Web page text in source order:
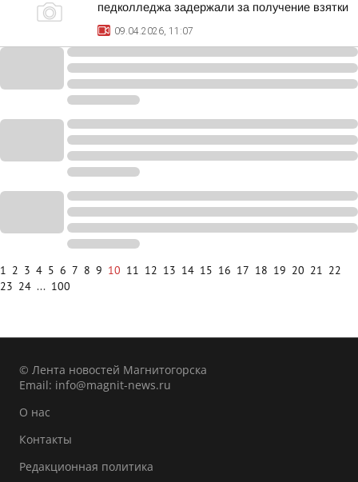
педколледжа задержали за получение взятки
09.04.2026, 11:07
1 2 3 4 5 6 7 8 9 10 11 12 13 14 15 16 17 18 19 20 21 22
23 24 ... 100
© Лента новостей Магнитогорска
Email: info@magnit-news.ru
О нас
Контакты
Редакционная политика